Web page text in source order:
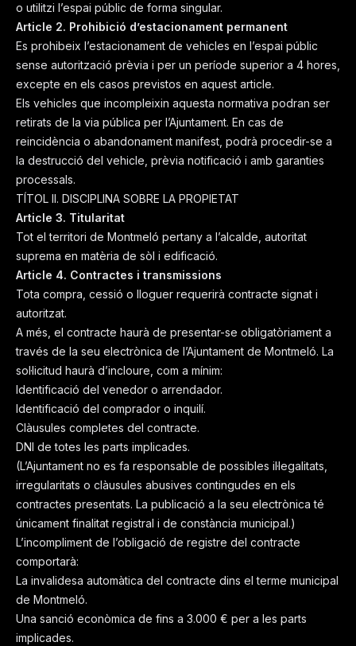
o utilitzi l’espai públic de forma singular.
Article 2. Prohibició d’estacionament permanent
Es prohibeix l’estacionament de vehicles en l’espai públic
sense autorització prèvia i per un període superior a 4 hores,
excepte en els casos previstos en aquest article.
Els vehicles que incompleixin aquesta normativa podran ser
retirats de la via pública per l’Ajuntament. En cas de
reincidència o abandonament manifest, podrà procedir-se a
la destrucció del vehicle, prèvia notificació i amb garanties
processals.
TÍTOL II. DISCIPLINA SOBRE LA PROPIETAT
Article 3. Titularitat
Tot el territori de Montmeló pertany a l’alcalde, autoritat
suprema en matèria de sòl i edificació.
Article 4. Contractes i transmissions
Tota compra, cessió o lloguer requerirà contracte signat i
autoritzat.
A més, el contracte haurà de presentar-se obligatòriament a
través de la seu electrònica de l’Ajuntament de Montmeló. La
sol·licitud haurà d’incloure, com a mínim:
Identificació del venedor o arrendador.
Identificació del comprador o inquilí.
Clàusules completes del contracte.
DNI de totes les parts implicades.
(L’Ajuntament no es fa responsable de possibles il·legalitats,
irregularitats o clàusules abusives contingudes en els
contractes presentats. La publicació a la seu electrònica té
únicament finalitat registral i de constància municipal.)
L’incompliment de l’obligació de registre del contracte
comportarà:
La invalidesa automàtica del contracte dins el terme municipal
de Montmeló.
Una sanció econòmica de fins a 3.000 € per a les parts
implicades.